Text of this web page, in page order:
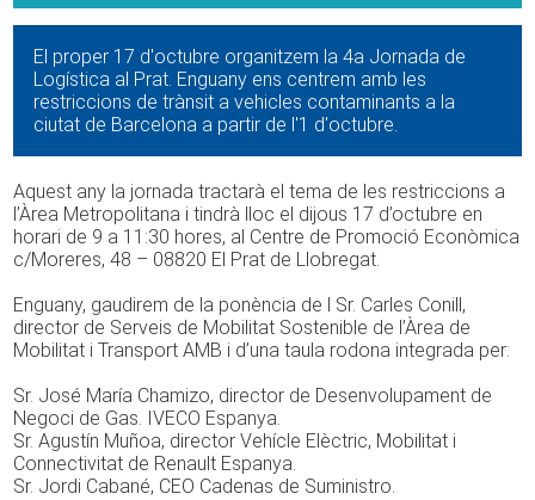
El proper 17 d'octubre organitzem la 4a Jornada de
Logística al Prat. Enguany ens centrem amb les
restriccions de trànsit a vehicles contaminants a la
ciutat de Barcelona a partir de l'1 d'octubre.
Aquest any la jornada tractarà el tema de les restriccions a
l’Àrea Metropolitana i tindrà lloc el dijous 17 d’octubre en
horari de 9 a 11:30 hores, al Centre de Promoció Econòmica
c/Moreres, 48 – 08820 El Prat de Llobregat.
Enguany, gaudirem de la ponència de l Sr. Carles Conill,
director de Serveis de Mobilitat Sostenible de l’Àrea de
Mobilitat i Transport AMB i d’una taula rodona integrada per:
Sr. José María Chamizo, director de Desenvolupament de
Negoci de Gas. IVECO Espanya.
Sr. Agustín Muñoa, director Vehícle Elèctric, Mobilitat i
Connectivitat de Renault Espanya.
Sr. Jordi Cabané, CEO Cadenas de Suministro.